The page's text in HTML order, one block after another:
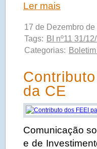
Ler mais
17 de Dezembro de
Tags: BI nº11 31/
Categorias:
da CE
Comunicação
e de